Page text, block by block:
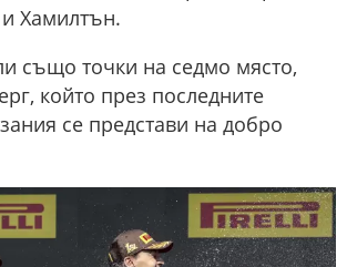
Хамилтън.
също точки на седмо място,
който през последните
се представи на добро